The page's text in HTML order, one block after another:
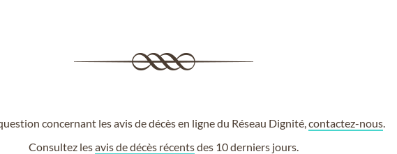
concernant les avis de décès en ligne du Réseau Dignité,contactez-nous.
Consultez lesavis de décès récentsdes 10 derniers jours.